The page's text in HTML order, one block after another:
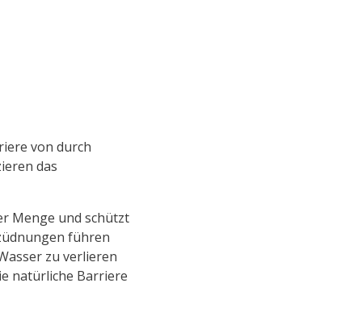
von durch
das
Menge und schützt
führen
zu verlieren
natürliche Barriere